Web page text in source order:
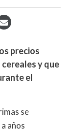
precios
y que
el
se
años